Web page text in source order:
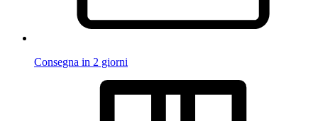
Consegna in 2 giorni